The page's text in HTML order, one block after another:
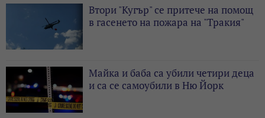
Втори "Кугър" се притече на помощ
в гасенето на пожара на "Тракия"
Майка и баба са убили четири деца
и са се самоубили в Ню Йорк